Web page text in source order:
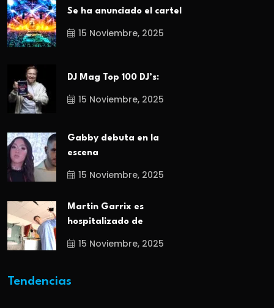
Se ha anunciado el cartel
15 Noviembre, 2025
DJ Mag Top 100 DJ’s:
15 Noviembre, 2025
Gabby debuta en la
escena
15 Noviembre, 2025
Martin Garrix es
hospitalizado de
15 Noviembre, 2025
Tendencias